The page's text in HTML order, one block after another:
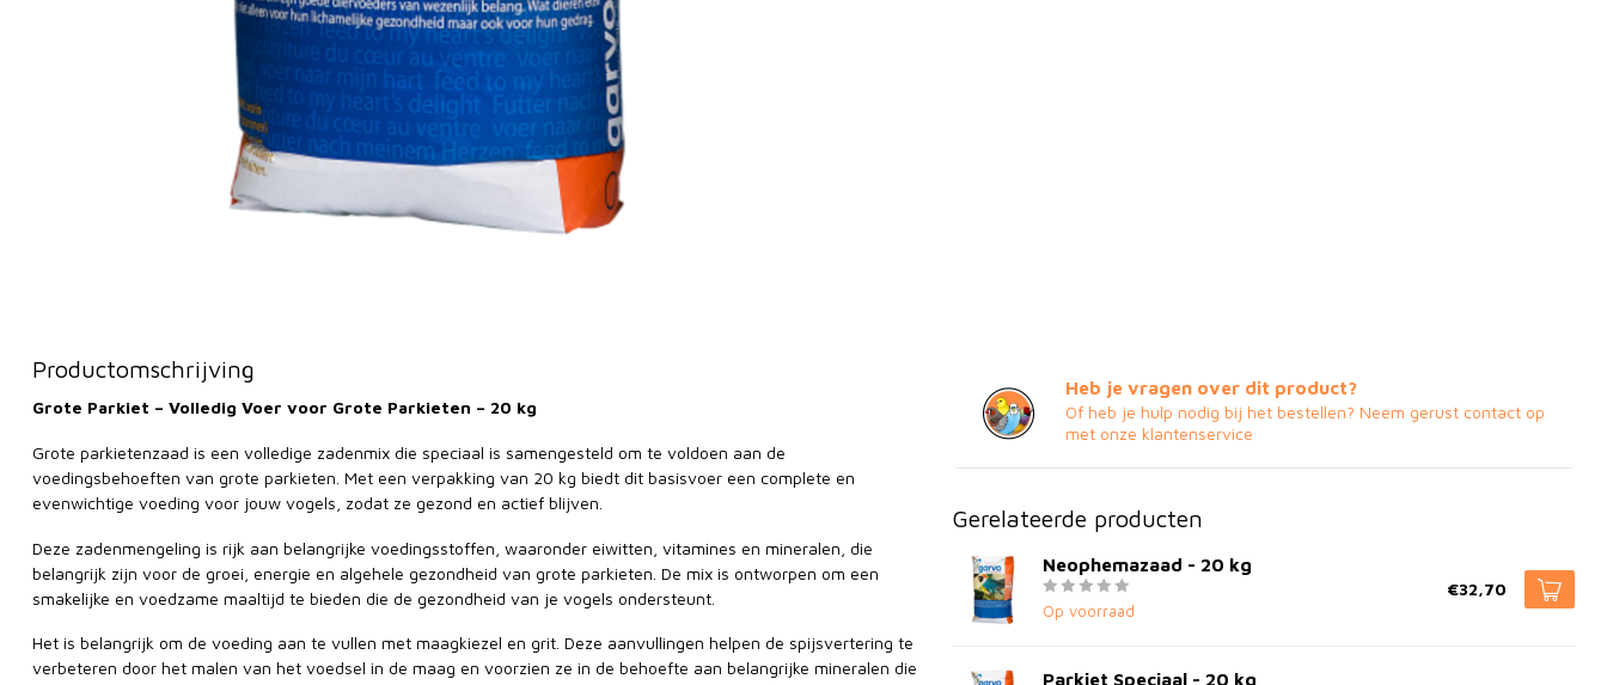
Productomschrijving
Grote Parkiet – Volledig Voer voor Grote Parkieten – 20 kg
Grote parkietenzaad is een volledige zadenmix die speciaal is samengesteld om te voldoen aan de
voedingsbehoeften van grote parkieten. Met een verpakking van 20 kg biedt dit basisvoer een complete en
evenwichtige voeding voor jouw vogels, zodat ze gezond en actief blijven.
Deze zadenmengeling is rijk aan belangrijke voedingsstoffen, waaronder eiwitten, vitamines en mineralen, die
belangrijk zijn voor de groei, energie en algehele gezondheid van grote parkieten. De mix is ontworpen om een
smakelijke en voedzame maaltijd te bieden die de gezondheid van je vogels ondersteunt.
Het is belangrijk om de voeding aan te vullen met maagkiezel en grit. Deze aanvullingen helpen de spijsvertering te
verbeteren door het malen van het voedsel in de maag en voorzien ze in de behoefte aan belangrijke mineralen die
Heb je vragen over dit product?
Of heb je hulp nodig bij het bestellen? Neem gerust contact op
met onze klantenservice
Gerelateerde producten
Neophemazaad - 20 kg
Op voorraad
€32,70
Parkiet Speciaal - 20 kg